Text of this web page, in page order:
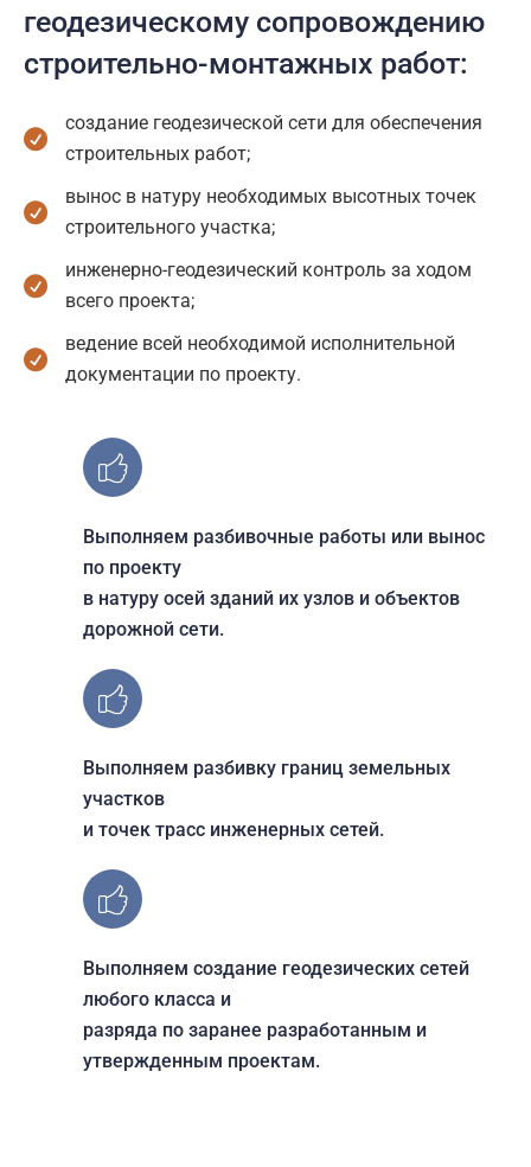
геодезическому сопровождению
строительно-монтажных работ:
создание геодезической сети для обеспечения
строительных работ;
вынос в натуру необходимых высотных точек
строительного участка;
инженерно-геодезический контроль за ходом
всего проекта;
ведение всей необходимой исполнительной
документации по проекту.
Выполняем разбивочные работы или вынос
по проекту
в натуру осей зданий их узлов и объектов
дорожной сети.
Выполняем разбивку границ земельных
участков
и точек трасс инженерных сетей.
Выполняем создание геодезических сетей
любого класса и
разряда по заранее разработанным и
утвержденным проектам.